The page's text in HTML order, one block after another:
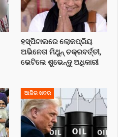
ହସ୍ପିଟାଲରେ ଲୋକପ୍ରିୟ
ଅଭିନେତା ମିଥୁନ୍ ଚକ୍ରବର୍ତ୍ତୀ,
ଭେଟିଲେ ଶୁଭେନ୍ଦୁ ଅଧିକାରୀ
ଆଜିର ଖବର